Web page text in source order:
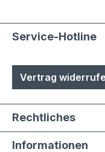
eloxierte
garantiert UV-
mindestens
Service-Hotline
Vertrag
Rechtliches
Informationen